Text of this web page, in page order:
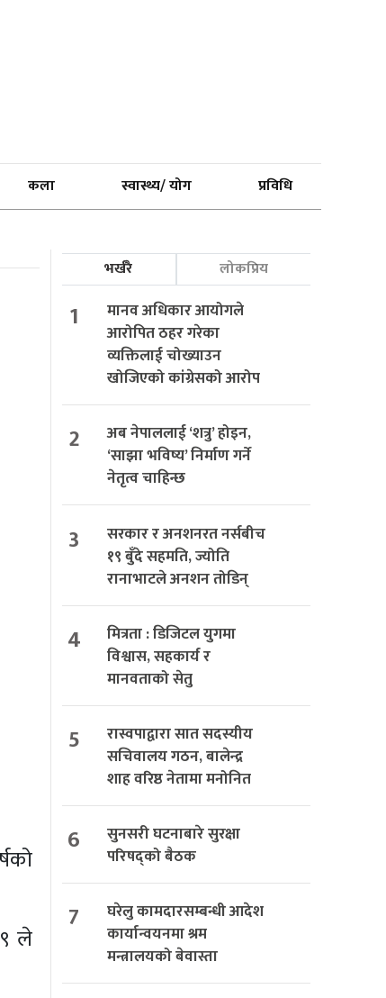
कला स्वास्थ्य/ योग प्रविधि
ले
भर्खरै लोकप्रिय
1
मानव अधिकार आयोगले
आरोपित ठहर गरेका
व्यक्तिलाई चोख्याउन
खोजिएको कांग्रेसको आरोप
2
अब नेपाललाई ‘शत्रु’ होइन,
‘साझा भविष्य’ निर्माण गर्ने
नेतृत्व चाहिन्छ
3
सरकार र अनशनरत नर्सबीच
१९ बुँदे सहमति, ज्योति
रानाभाटले अनशन तोडिन्
4
मित्रता : डिजिटल युगमा
विश्वास, सहकार्य र
मानवताको सेतु
5
रास्वपाद्वारा सात सदस्यीय
सचिवालय गठन, बालेन्द्र
शाह वरिष्ठ नेतामा मनोनित
6
सुनसरी घटनाबारे सुरक्षा
परिषद्को बैठक
7
घरेलु कामदारसम्बन्धी आदेश
कार्यान्वयनमा श्रम
मन्त्रालयको बेवास्ता